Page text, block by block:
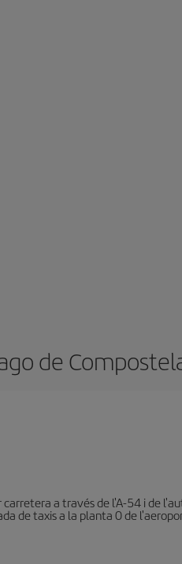
de
a través de l'A-54 i de
de taxis a la planta 0 de